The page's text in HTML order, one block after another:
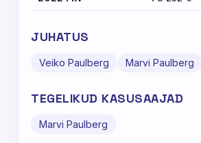
JUHATUS
Veiko Paulberg Marvi Paulberg
TEGELIKUD KASUSAAJAD
Marvi Paulberg